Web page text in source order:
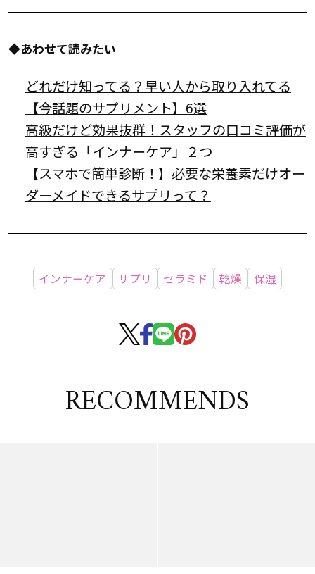
◆あわせて読みたい
どれだけ知ってる？早い人から取り入れてる
【今話題のサプリメント】6選
高級だけど効果抜群！スタッフの口コミ評価が
高すぎる「インナーケア」２つ
【スマホで簡単診断！】必要な栄養素だけオー
ダーメイドできるサプリって？
インナーケア サプリ セラミド 乾燥 保湿
RECOMMENDS